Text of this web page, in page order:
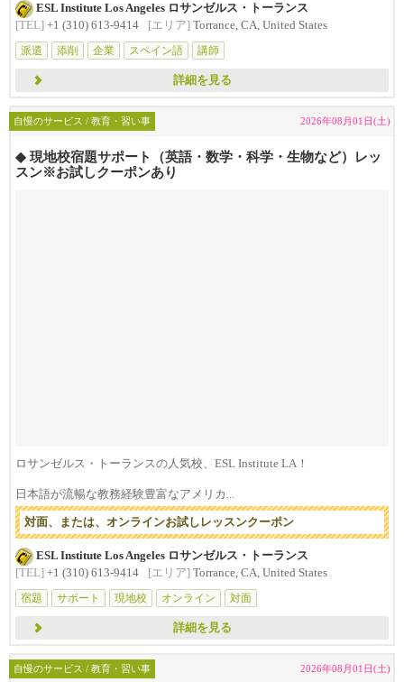
ESL Institute Los Angeles ロサンゼルス・トーランス
[TEL] +1 (310) 613-9414 [エリア] Torrance, CA, United States
派遣
添削 企業 スペイン語 講師
詳細を見る
自慢のサービス / 教育・習い事 2026年08月01日(土)
◆ 現地校宿題サポート（英語・数学・科学・生物など）レッ
スン※お試しクーポンあり
ロサンゼルス・トーランスの人気校、ESL Institute LA！
日本語が流暢な教務経験豊富なアメリカ...
対面、または、オンラインお試しレッスンクーポン
ESL Institute Los Angeles ロサンゼルス・トーランス
[TEL] +1 (310) 613-9414 [エリア] Torrance, CA, United States
宿題
サポート 現地校 オンライン 対面
詳細を見る
自慢のサービス / 教育・習い事 2026年08月01日(土)